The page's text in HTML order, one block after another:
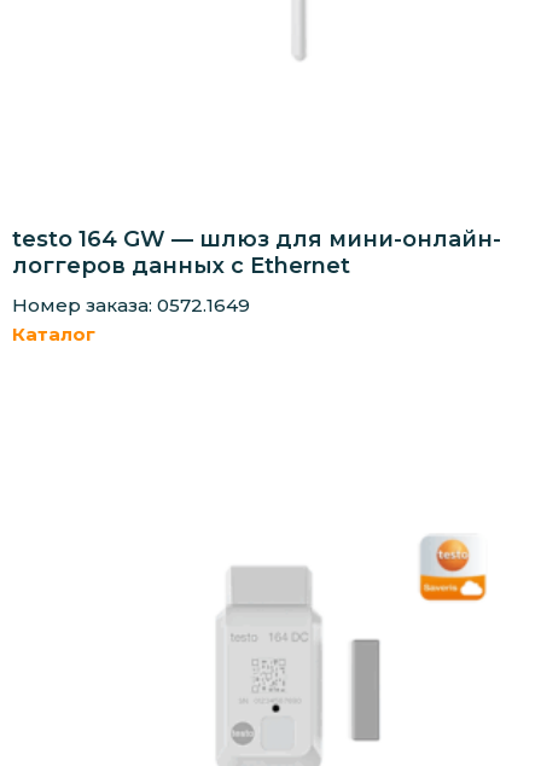
testo 164 GW — шлюз для мини-онлайн-
логгеров данных с Ethernet
Номер заказа: 0572.1649
Каталог